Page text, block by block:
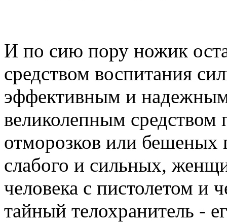
И по сию пору ножик
средством воспитания
эффективным и
великолепным средством
отморозков или бешеных
слабого и сильных,
человека с пистолетом и
тайный телохранитель -